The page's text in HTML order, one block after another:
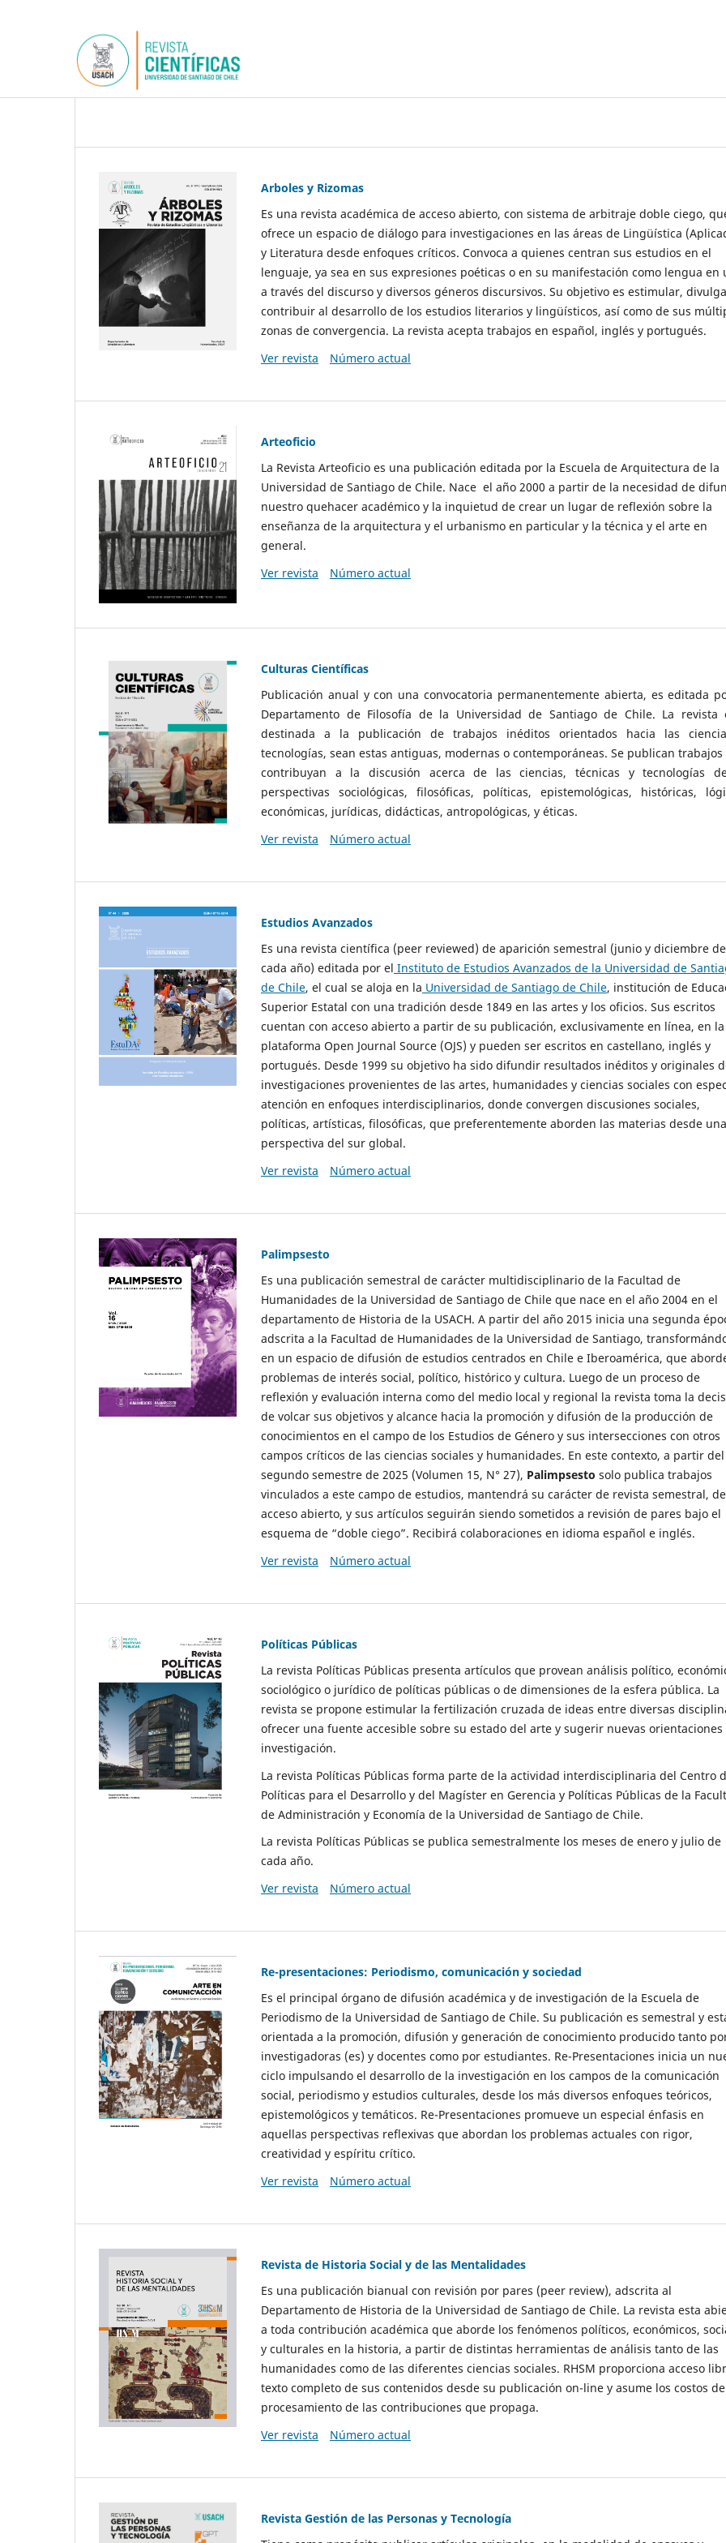
Arboles y Rizomas
Es una revista académica de acceso abierto, con sistema de arbitraje doble ciego,
ofrece un espacio de diálogo para investigaciones en las áreas de Lingüística
y Literatura desde enfoques críticos. Convoca a quienes centran sus estudios en el
lenguaje, ya sea en sus expresiones poéticas o en su manifestación como lengua en
a través del discurso y diversos géneros discursivos. Su objetivo es estimular,
contribuir al desarrollo de los estudios literarios y lingüísticos, así como de sus
zonas de convergencia. La revista acepta trabajos en español, inglés y portugués.
Ver revista
Número actual
Arteoficio
La Revista Arteoficio es una publicación editada por la Escuela de Arquitectura de la
Universidad de Santiago de Chile. Nace el año 2000 a partir de la necesidad de
nuestro quehacer académico y la inquietud de crear un lugar de reflexión sobre la
enseñanza de la arquitectura y el urbanismo en particular y la técnica y el arte en
general.
Ver revista
Número actual
Culturas Científicas
Publicación anual y con una convocatoria permanentemente abierta, es editada
Departamento de Filosofía de la Universidad de Santiago de Chile. La revista
destinada a la publicación de trabajos inéditos orientados hacia las
tecnologías, sean estas antiguas, modernas o contemporáneas. Se publican
contribuyan a la discusión acerca de las ciencias, técnicas y tecnologías
perspectivas sociológicas, filosóficas, políticas, epistemológicas, históricas,
económicas, jurídicas, didácticas, antropológicas, y éticas.
Ver revista
Número actual
Estudios Avanzados
Es una revista científica (peer reviewed) de aparición semestral (junio y diciembre de
cada año) editada por el Instituto de Estudios Avanzados de la Universidad de
de Chile, el cual se aloja en la Universidad de Santiago de Chile, institución de
Superior Estatal con una tradición desde 1849 en las artes y los oficios. Sus escritos
cuentan con acceso abierto a partir de su publicación, exclusivamente en línea, en la
plataforma Open Journal Source (OJS) y pueden ser escritos en castellano, inglés y
portugués. Desde 1999 su objetivo ha sido difundir resultados inéditos y originales
investigaciones provenientes de las artes, humanidades y ciencias sociales con
atención en enfoques interdisciplinarios, donde convergen discusiones sociales,
políticas, artísticas, filosóficas, que preferentemente aborden las materias desde una
perspectiva del sur global.
Ver revista
Número actual
Palimpsesto
Es una publicación semestral de carácter multidisciplinario de la Facultad de
Humanidades de la Universidad de Santiago de Chile que nace en el año 2004 en el
departamento de Historia de la USACH. A partir del año 2015 inicia una segunda
adscrita a la Facultad de Humanidades de la Universidad de Santiago,
en un espacio de difusión de estudios centrados en Chile e Iberoamérica, que
problemas de interés social, político, histórico y cultura. Luego de un proceso de
reflexión y evaluación interna como del medio local y regional la revista toma la
de volcar sus objetivos y alcance hacia la promoción y difusión de la producción de
conocimientos en el campo de los Estudios de Género y sus intersecciones con otros
campos críticos de las ciencias sociales y humanidades. En este contexto, a partir del
segundo semestre de 2025 (Volumen 15, N° 27), Palimpsesto solo publica trabajos
vinculados a este campo de estudios, mantendrá su carácter de revista semestral, de
acceso abierto, y sus artículos seguirán siendo sometidos a revisión de pares bajo el
esquema de “doble ciego”. Recibirá colaboraciones en idioma español e inglés.
Ver revista
Número actual
Políticas Públicas
La revista Políticas Públicas presenta artículos que provean análisis político,
sociológico o jurídico de políticas públicas o de dimensiones de la esfera pública. La
revista se propone estimular la fertilización cruzada de ideas entre diversas
ofrecer una fuente accesible sobre su estado del arte y sugerir nuevas orientaciones
investigación.
La revista Políticas Públicas forma parte de la actividad interdisciplinaria del Centro
Políticas para el Desarrollo y del Magíster en Gerencia y Políticas Públicas de la
de Administración y Economía de la Universidad de Santiago de Chile.
La revista Políticas Públicas se publica semestralmente los meses de enero y julio de
cada año.
Ver revista
Número actual
Re-presentaciones: Periodismo, comunicación y sociedad
Es el principal órgano de difusión académica y de investigación de la Escuela de
Periodismo de la Universidad de Santiago de Chile. Su publicación es semestral y
orientada a la promoción, difusión y generación de conocimiento producido tanto
investigadoras (es) y docentes como por estudiantes. Re-Presentaciones inicia un
ciclo impulsando el desarrollo de la investigación en los campos de la comunicación
social, periodismo y estudios culturales, desde los más diversos enfoques teóricos,
epistemológicos y temáticos. Re-Presentaciones promueve un especial énfasis en
aquellas perspectivas reflexivas que abordan los problemas actuales con rigor,
creatividad y espíritu crítico.
Ver revista
Número actual
Revista de Historia Social y de las Mentalidades
Es una publicación bianual con revisión por pares (peer review), adscrita al
Departamento de Historia de la Universidad de Santiago de Chile. La revista esta
a toda contribución académica que aborde los fenómenos políticos, económicos,
y culturales en la historia, a partir de distintas herramientas de análisis tanto de las
humanidades como de las diferentes ciencias sociales. RHSM proporciona acceso
texto completo de sus contenidos desde su publicación on-line y asume los costos de
procesamiento de las contribuciones que propaga.
Ver revista
Número actual
Revista Gestión de las Personas y Tecnología